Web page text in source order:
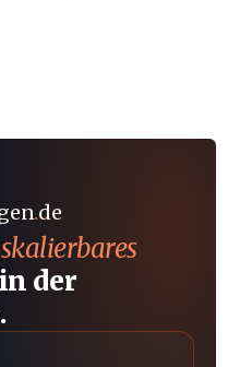
.de
skalierbares
der